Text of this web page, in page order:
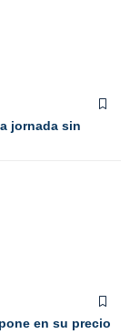
jornada sin
en su precio